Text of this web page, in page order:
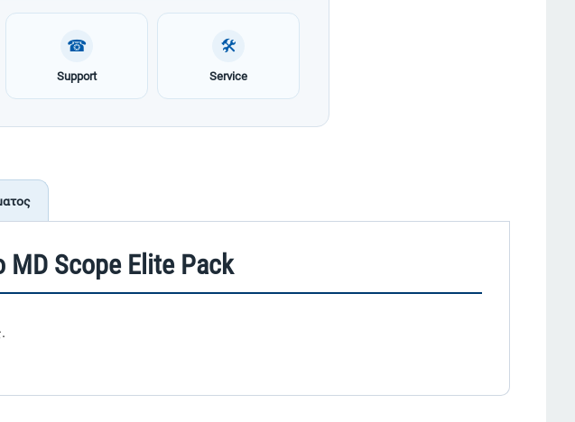
☎
Support
🛠
Service
MD Scope Elite Pack